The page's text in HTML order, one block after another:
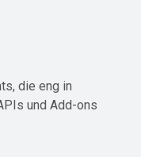
die eng in
und Add-ons